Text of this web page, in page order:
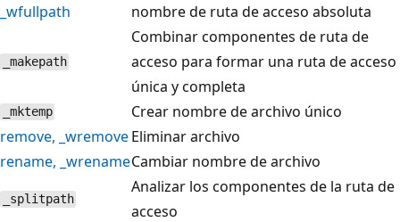
_wfullpath
nombre de ruta de acceso absoluta
_makepath
Combinar componentes de ruta de
acceso para formar una ruta de acceso
única y completa
_mktemp
Crear nombre de archivo único
remove, _wremoveEliminar archivo
rename, _wrenameCambiar nombre de archivo
_splitpath
Analizar los componentes de la ruta de
acceso